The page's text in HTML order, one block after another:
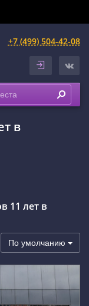
+7 (499) 504-42-08
в
11 лет в
По умолчанию